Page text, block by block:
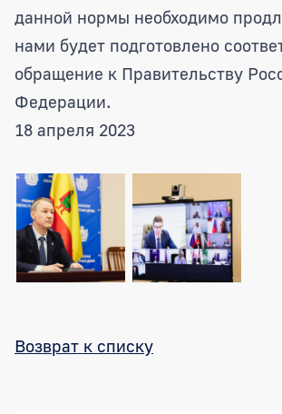
данной нормы необходимо
нами будет подготовлено
обращение к Правительству
Федерации.
18 апреля 2023
Возврат к списку